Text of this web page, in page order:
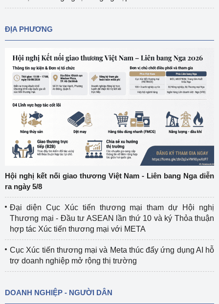
ĐỊA PHƯƠNG
Hội nghị kết nối giao thương Việt Nam - Liên bang Nga diễn
ra ngày 5/8
Đại diện Cục Xúc tiến thương mại tham dự Hội nghị
Thương mại - Đầu tư ASEAN lần thứ 10 và ký Thỏa thuận
hợp tác Xúc tiến thương mại với META
Cục Xúc tiến thương mại và Meta thúc đẩy ứng dụng AI hỗ
trợ doanh nghiệp mở rộng thị trường
DOANH NGHIỆP - NGƯỜI DÂN